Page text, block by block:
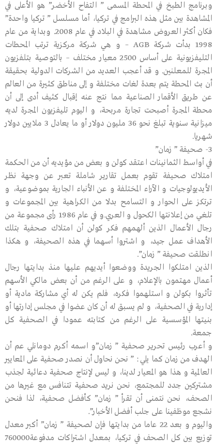
وبرنامج الطبخ في المحطة المسمى ” التفاح الأخضر” هو الأعلى في
المشاهدة بين مثل هذه البرامج في تركيا، أما مسلسل ” تركيا واحدة”
فكان أكثر العروض مشاهدة في البلاد في عام 2008. وبداية من عام
1998 بدأت شركة AGB – و هي شركة مركزية ترتب المحطات
التليفزيونية على أساس 2500 معيار مختلف – بالتوصية بتلفزيون
المجرة للمعلنين. و قد أعجب العديد من الشركات الدولية بحقيقة
أن بث المحطة يتم بعدة لغات مختلفة و إلى مناطق كثيرة من العالم
عن طريق الأقمار الصناعية مما نتج عنه إقبال كثيف أدى إلى أن
محطة المجرة أصبحت تجارة مربحة، و اليوم تليفزيون المجرة لديه
ميزانية سنوية تبلغ نحو 36 مليون دولار أو ما يعادل 3 ملايين دولار
شهريا.
3- صحيفة ” زمان”
في أواسط الثمانينات اعتقد كولن و بعض من مؤيديه أن من الحكمة
امتلاك صحيفة تقوم بعمل تقارير شاملة تعبر عن وجهة نظر
الأيديولوجيات و الآراء المختلفة و عن الأنباء الجارية بموضوعية، و
ترتكز على الحوار و التسامح بدلا من الكراهية بين المجموعات و
تلغي من إعلانتها الكحول و العري.و في عام 1986 رأى مجموعة من
رجال الأعمال الذين ألهمهم فكر كولن أن امتلاك صحفية بتلك
الأهداف عمل جيد، و اشتروا أسهما في هذه الصحيفة، و هكذا
انطلقت صحيفة ” زمان”.
الذين امتلكوا الجريدة ووضعوا أيديهم عليها منذ بدايتها رجال
أعمال مهتمون بالإعلام، و على الرغم من أن بعض مالكي الأسهم
تأثروا بكولن و استلهموا فكره، فلم يكن له أي مشاركة مادية أو
إدارية في الصحفية، و لم يسبق له أن كان عضوا في مجلس إدارتها أو
بنيتها المؤسسية على الرغم من كتابته عمودا في الصحفية كل
جمعة.
و أعرب رئيس تحرير صحفية ” زمان”و اسمه أكرم دومانلي عم أن
الهدف من زمان كما يلي : ” نحن نحاول أن نصدر صحفية على المعايير
العالمية و هذا هو المعيار لدينا، و ليس لإنتاج صحفية دعائية لجذب
مشتركين جدد للمجتمع، نحن نريد صحفية تتنافس مع غيرها من
الصحف، نحن نتمنى أن تقرأ ” زمان” كأفضل صحفية، لذا فنحن
نشجع موظفينا على جلب أفضل الأخبار”.
واليوم و بعد 22 عاما من بدايتها فإن لصحيفة ” زمان” أكبر معدل
توزيع بين كل الصحف في تركيا، بمعدل اشتراكات مدفوعة760000